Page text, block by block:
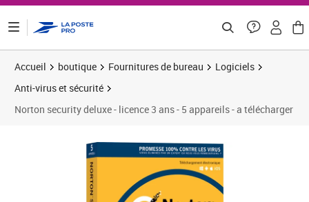
Accueil boutique Fournitures de bureau
Logiciels
Anti-virus et sécurité
Norton security deluxe - licence 3 ans - 5 appareils - a télécharger